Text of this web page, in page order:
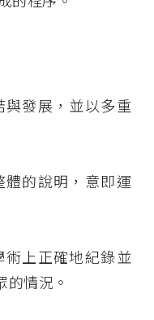
發展，並以多重
的說明，意即運
上正確地紀錄並
情況。